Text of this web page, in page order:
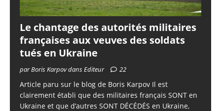
Le chantage des autorités militaires
françaises aux veuves des soldats
tués en Ukraine
par Boris Karpov dans Editeur 22
Article paru sur le blog de Boris Karpov Il est
clairement établi que des militaires français SONT en
Ukraine et que d’autres SONT DÉCÉDÉS en Ukraine,